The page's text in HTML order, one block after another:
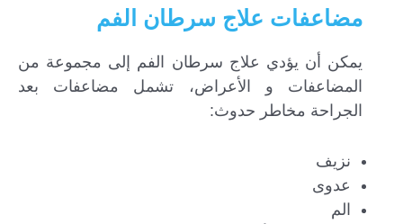
مضاعفات علاج سرطان الفم
يمكن أن يؤدي علاج سرطان الفم إلى مجموعة من
المضاعفات و الأعراض، تشمل مضاعفات بعد
الجراحة مخاطر حدوث:
نزيف
عدوى
الم